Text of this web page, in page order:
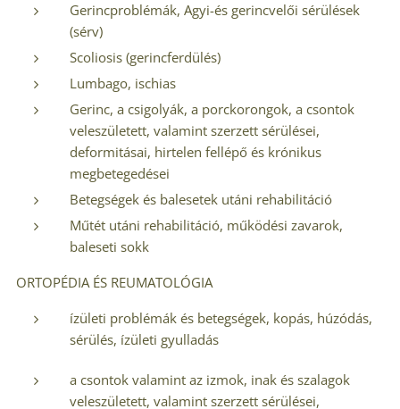
Gerincproblémák, Agyi-és gerincvelői sérülések
(sérv)
Scoliosis (gerincferdülés)
Lumbago, ischias
Gerinc, a csigolyák, a porckorongok, a csontok
veleszületett, valamint szerzett sérülései,
deformitásai, hirtelen fellépő és krónikus
megbetegedései
Betegségek és balesetek utáni rehabilitáció
Műtét utáni rehabilitáció, működési zavarok,
baleseti sokk
ORTOPÉDIA ÉS REUMATOLÓGIA
ízületi problémák és betegségek, kopás, húzódás,
sérülés, ízületi gyulladás
a csontok valamint az izmok, inak és szalagok
veleszületett, valamint szerzett sérülései,